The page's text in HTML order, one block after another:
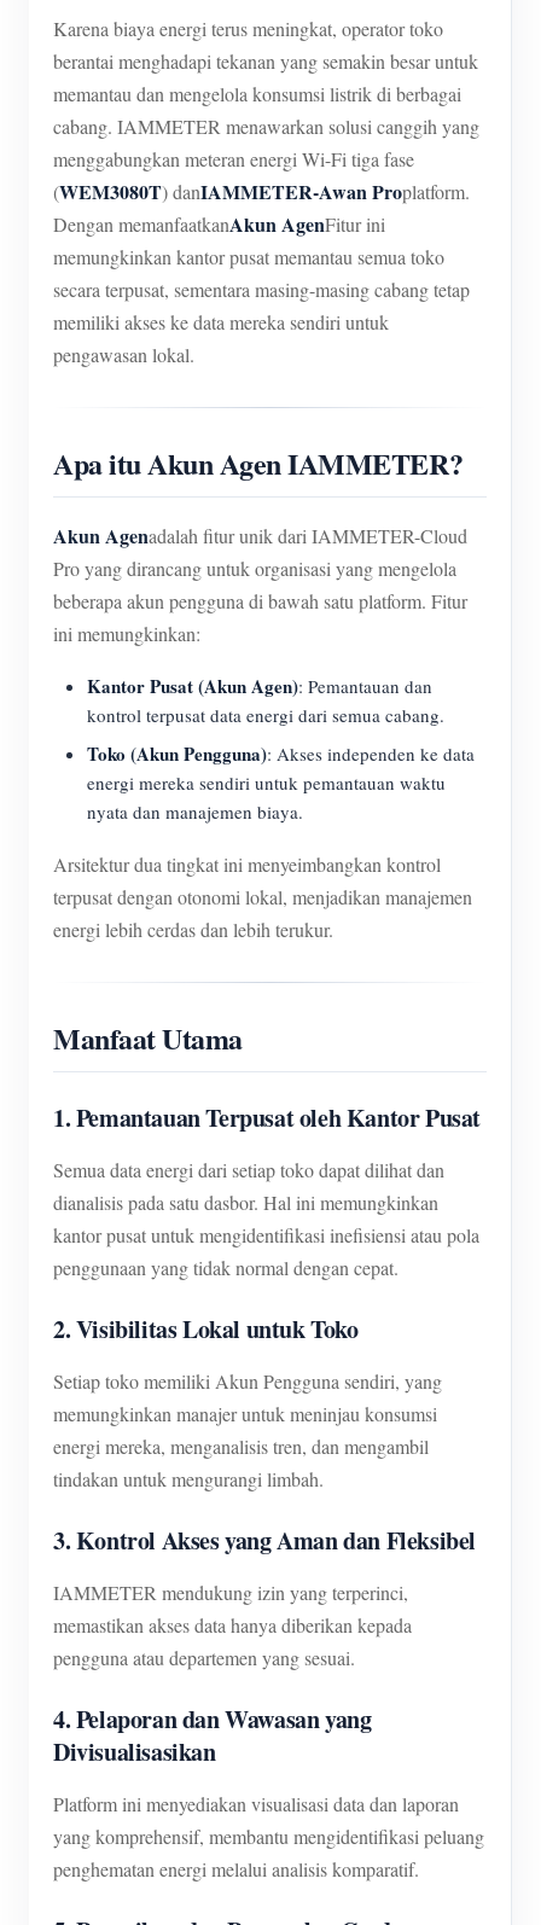
Karena biaya energi terus meningkat, operator toko
berantai menghadapi tekanan yang semakin besar untuk
memantau dan mengelola konsumsi listrik di berbagai
cabang. IAMMETER menawarkan solusi canggih yang
menggabungkan meteran energi Wi-Fi tiga fase
(WEM3080T) danIAMMETER-Awan Proplatform.
Dengan memanfaatkanAkun AgenFitur ini
memungkinkan kantor pusat memantau semua toko
secara terpusat, sementara masing-masing cabang tetap
memiliki akses ke data mereka sendiri untuk
pengawasan lokal.
Apa itu Akun Agen IAMMETER?
Akun Agenadalah fitur unik dari IAMMETER-Cloud
Pro yang dirancang untuk organisasi yang mengelola
beberapa akun pengguna di bawah satu platform. Fitur
ini memungkinkan:
Kantor Pusat (Akun Agen): Pemantauan dan
kontrol terpusat data energi dari semua cabang.
Toko (Akun Pengguna): Akses independen ke data
energi mereka sendiri untuk pemantauan waktu
nyata dan manajemen biaya.
Arsitektur dua tingkat ini menyeimbangkan kontrol
terpusat dengan otonomi lokal, menjadikan manajemen
energi lebih cerdas dan lebih terukur.
Manfaat Utama
1. Pemantauan Terpusat oleh Kantor Pusat
Semua data energi dari setiap toko dapat dilihat dan
dianalisis pada satu dasbor. Hal ini memungkinkan
kantor pusat untuk mengidentifikasi inefisiensi atau pola
penggunaan yang tidak normal dengan cepat.
2. Visibilitas Lokal untuk Toko
Setiap toko memiliki Akun Pengguna sendiri, yang
memungkinkan manajer untuk meninjau konsumsi
energi mereka, menganalisis tren, dan mengambil
tindakan untuk mengurangi limbah.
3. Kontrol Akses yang Aman dan Fleksibel
IAMMETER mendukung izin yang terperinci,
memastikan akses data hanya diberikan kepada
pengguna atau departemen yang sesuai.
4. Pelaporan dan Wawasan yang
Divisualisasikan
Platform ini menyediakan visualisasi data dan laporan
yang komprehensif, membantu mengidentifikasi peluang
penghematan energi melalui analisis komparatif.